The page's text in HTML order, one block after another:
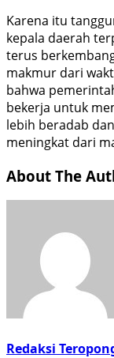
Karena itu
kepala daerah
terus
makmur dari
bahwa
bekerja untuk
lebih beradab
meningkat dari
About The
Redaksi